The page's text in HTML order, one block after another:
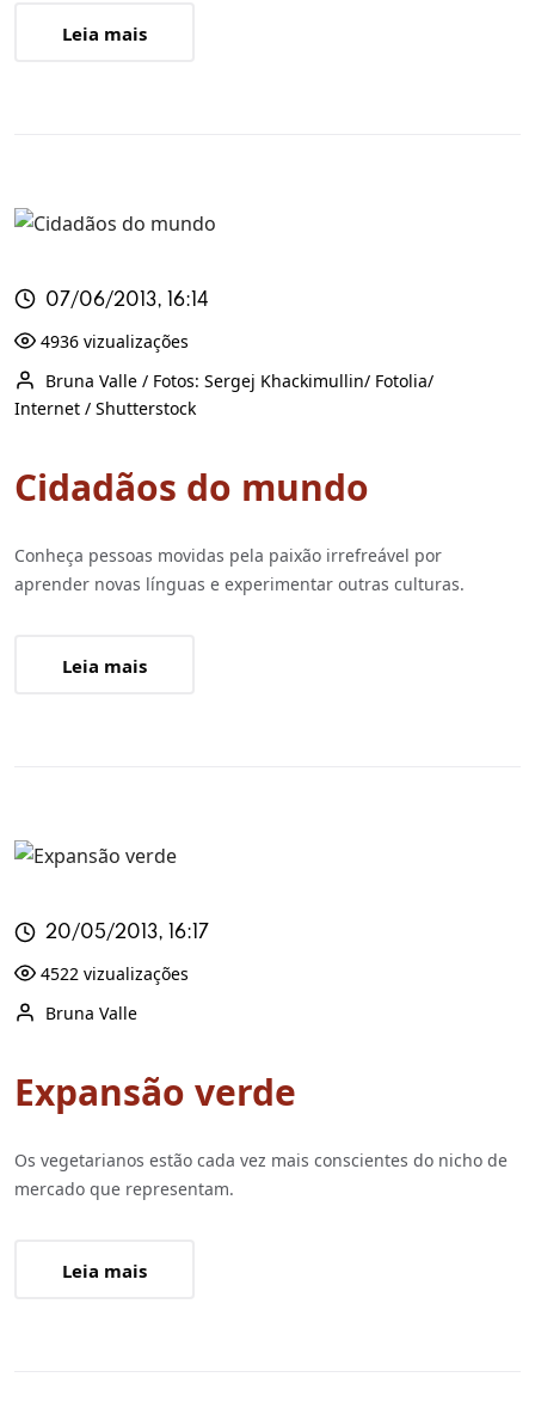
Leia mais
07/06/2013, 16:14
4936 vizualizações
Bruna Valle / Fotos: Sergej Khackimullin/ Fotolia/
Internet / Shutterstock
Cidadãos do mundo
Conheça pessoas movidas pela paixão irrefreável por
aprender novas línguas e experimentar outras culturas.
Leia mais
20/05/2013, 16:17
4522 vizualizações
Bruna Valle
Expansão verde
Os vegetarianos estão cada vez mais conscientes do nicho de
mercado que representam.
Leia mais